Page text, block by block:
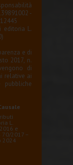
-
editoria L.
e di
2017, n.
di
relative ai
pubbliche
L.
e
70/2017 –
2024